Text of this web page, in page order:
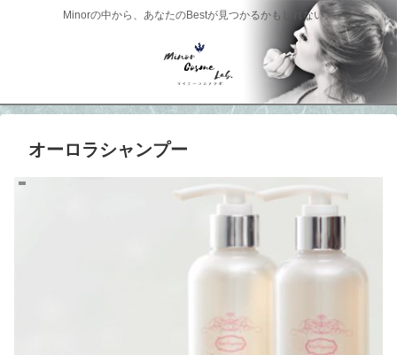
Minorの中から、あなたのBestが見つかるかもしれない。
オーロラシャンプー